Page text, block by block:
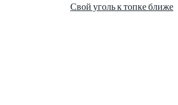
Свой уголь к топке ближе